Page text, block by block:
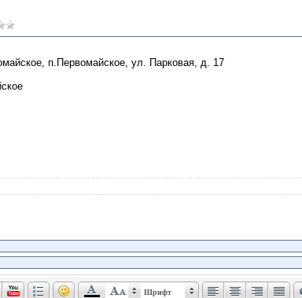
п.Первомайское, ул. Парковая, д. 17
Шрифт